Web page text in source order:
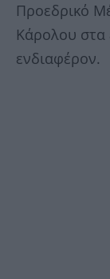
Προεδρικό
Κάρολου στα
ενδιαφέρον.